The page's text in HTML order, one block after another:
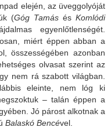
elején, az üveggolyóját
(Góg Tamás és Komlódi
egyenlőtlenségét.
miért éppen abban a
összességében azonban
olvasat szerint az
nem rá szabott világban.
eleinte, nem lóg ki
– talán éppen a
Jó párost alkotnak a
Balaskó Bencével.